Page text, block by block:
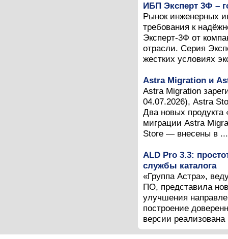
ИБП Эксперт 3Ф –
Рынок инженерных
требования к
Эксперт-3Ф от
отрасли. Серия
жестких условиях
Astra Migration и
Astra Migration
04.07.2026), Astra
Два новых продукта
миграции Astra
Store — внесены в ...
ALD Pro 3.3:
службы каталога
«Группа Астра»,
ПО, представила
улучшения
построение
версии